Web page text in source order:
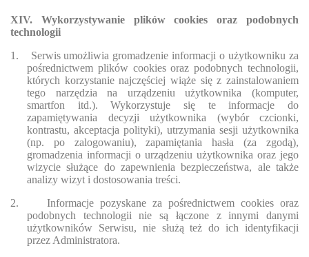
XIV. Wykorzystywanie plików cookies oraz podobnych
technologii
1.
Serwis umożliwia gromadzenie informacji o użytkowniku za
pośrednictwem plików cookies oraz podobnych technologii,
których korzystanie najczęściej wiąże się z zainstalowaniem
tego narzędzia na urządzeniu użytkownika (komputer,
smartfon itd.). Wykorzystuje się te informacje do
zapamiętywania decyzji użytkownika (wybór czcionki,
kontrastu, akceptacja polityki), utrzymania sesji użytkownika
(np. po zalogowaniu), zapamiętania hasła (za zgodą),
gromadzenia informacji o urządzeniu użytkownika oraz jego
wizycie służące do zapewnienia bezpieczeństwa, ale także
analizy wizyt i dostosowania treści.
2.
Informacje pozyskane za pośrednictwem cookies oraz
podobnych technologii nie są łączone z innymi danymi
użytkowników Serwisu, nie służą też do ich identyfikacji
przez Administratora.